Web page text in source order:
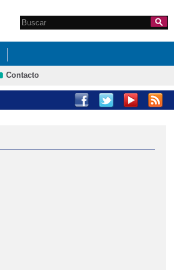
Formulario de
Search this site
Contacto